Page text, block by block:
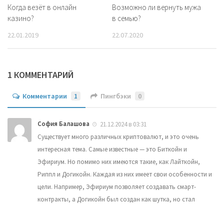
Когда везёт в онлайн
казино?
22.01.2019
Возможно ли вернуть мужа
в семью?
22.07.2020
1 КОММЕНТАРИЙ
Комментарии 1 Пингбэки 0
София Балашова
21.12.2024 в 03:31
Существует много различных криптовалют, и это очень
интересная тема. Самые известные — это Биткойн и
Эфириум. Но помимо них имеются такие, как Лайткойн,
Риппл и Догикойн. Каждая из них имеет свои особенности и
цели. Например, Эфириум позволяет создавать смарт-
контракты, а Догикойн был создан как шутка, но стал